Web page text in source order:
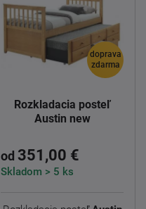
doprava
zdarma
Rozkladacia posteľ
Austin new
od 351,00 €
Skladom > 5 ks